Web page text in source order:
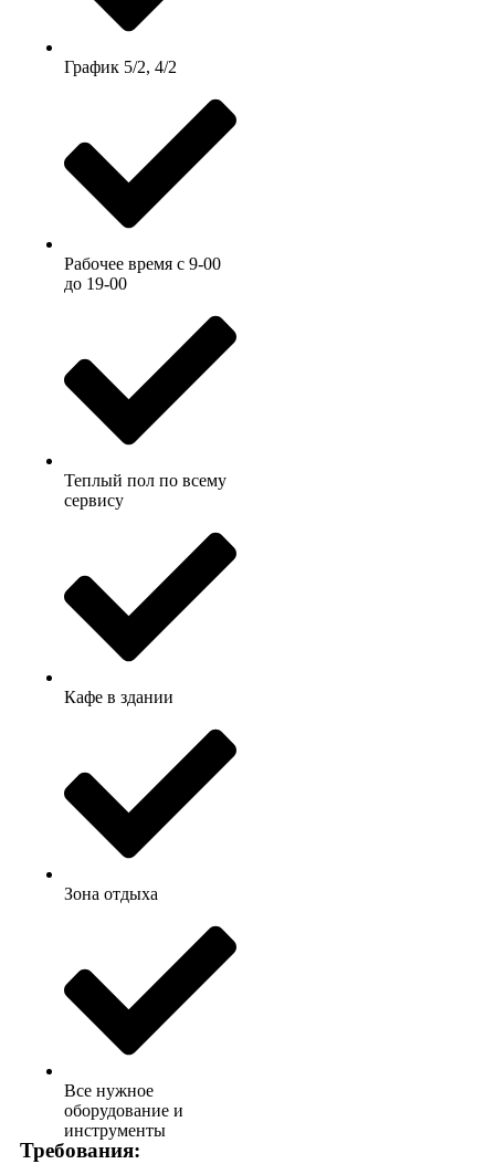
График 5/2, 4/2
Рабочее время c 9-00
до 19-00
Теплый пол по всему
сервису
Кафе в здании
Зона отдыха
Все нужное
оборудование и
инструменты
Требования: